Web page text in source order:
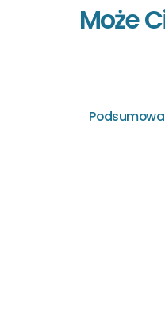
Może